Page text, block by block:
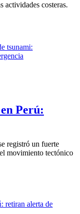
actividades costeras.
Perú:
registró un fuerte
movimiento tectónico